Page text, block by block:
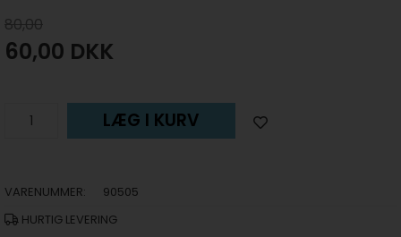
80,00
60,00 DKK
LÆG I KURV
VARENUMMER:
90505
HURTIG LEVERING